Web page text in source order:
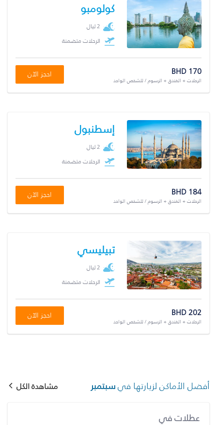
كولومبو
2 ليال
الرحلات متضمنة
BHD 170
الرحلات + الفندق + الرسوم / للشخص الواحد
احجز الآن
إسطنبول
2 ليال
الرحلات متضمنة
BHD 184
الرحلات + الفندق + الرسوم / للشخص الواحد
احجز الآن
تبيليسي
2 ليال
الرحلات متضمنة
BHD 202
الرحلات + الفندق + الرسوم / للشخص الواحد
احجز الآن
أفضل الأماكن لزيارتها فيسبتمبر مشاهدة الكل
عطلات في